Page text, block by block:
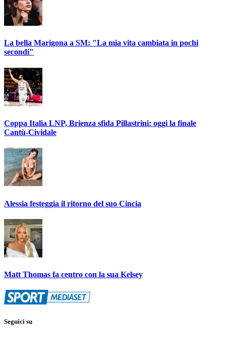
La bella Marigona a SM: "La mia vita cambiata in pochi
secondi"
Coppa Italia LNP, Brienza sfida Pillastrini: oggi la finale
Cantù-Cividale
Alessia festeggia il ritorno del suo Cincia
Matt Thomas fa centro con la sua Kelsey
Seguici su